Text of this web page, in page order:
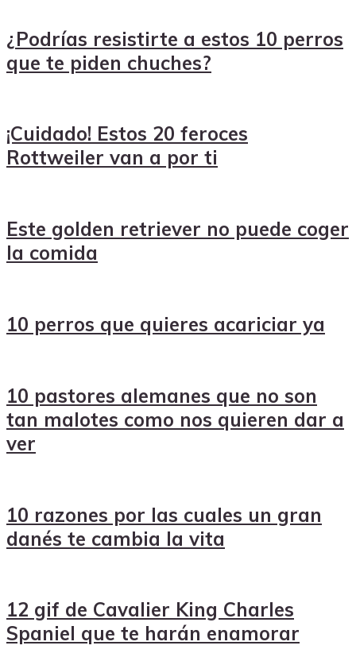
¿Podrías resistirte a estos 10 perros
que te piden chuches?
¡Cuidado! Estos 20 feroces
Rottweiler van a por ti
Este golden retriever no puede coger
la comida
10 perros que quieres acariciar ya
10 pastores alemanes que no son
tan malotes como nos quieren dar a
ver
10 razones por las cuales un gran
danés te cambia la vita
12 gif de Cavalier King Charles
Spaniel que te harán enamorar